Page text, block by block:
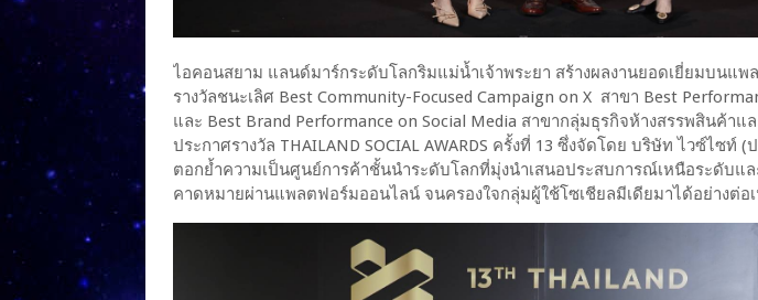
ไอคอนสยาม แลนด์มาร์กระดับโลกริมแม่น้ำเจ้าพระยา สร้างผลงานยอดเยี่ยมบนแ
รางวัลชนะเลิศ Best Community-Focused Campaign on X สาขา Best
และ Best Brand Performance on Social Media สาขากลุ่มธุรกิจห้างสรรพสินค้าแ
ประกาศรางวัล THAILAND SOCIAL AWARDS ครั้งที่ 13 ซึ่งจัดโดย บริษัท ไวซ์ไซท์ (
ตอกย้ำความเป็นศูนย์การค้าชั้นนำระดับโลกที่มุ่งนำเสนอประสบการณ์เหนือระดับแ
คาดหมายผ่านแพลตฟอร์มออนไลน์ จนครองใจกลุ่มผู้ใช้โซเชียลมีเดียมาได้อย่างต่อ